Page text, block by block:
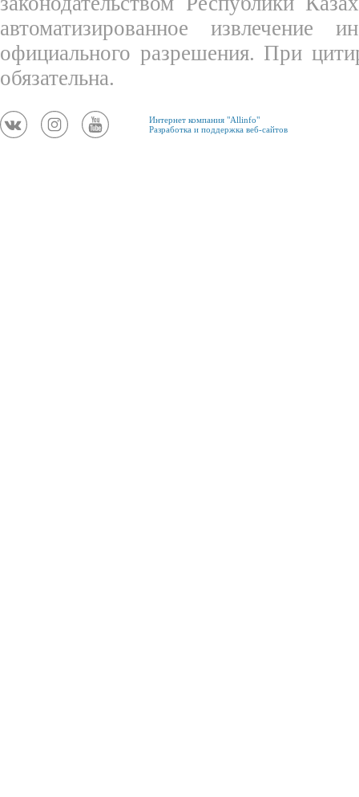
автоматизированное
официального разрешения. При
обязательна.
Интернет компания "Allinfo"
Разработка и поддержка веб-сайтов